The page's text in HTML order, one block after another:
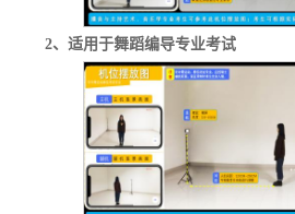
2、适用于舞蹈编导专业考试